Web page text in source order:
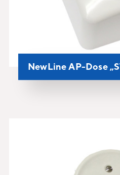
NewLine AP-Dose